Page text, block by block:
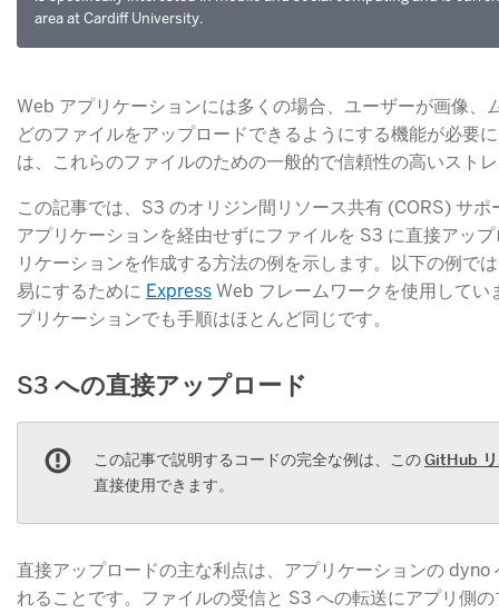
area at Cardiff University.
Web アプリケーションには多くの場合、ユーザーが画像、
どのファイルをアップロードできるようにする機能が必要
は、これらのファイルのための一般的で信頼性の高いスト
この記事では、S3 のオリジン間リソース共有 (CORS) サ
アプリケーションを経由せずにファイルを S3 に直接アッ
リケーションを作成する方法の例を示します。以下の例で
易にするために Express Web フレームワークを使用して
プリケーションでも手順はほとんど同じです。
S3 への直接アップロード
この記事で説明するコードの完全な例は、このGitHub
直接使用できます。
直接アップロードの主な利点は、アプリケーションの dyno
れることです。ファイルの受信と S3 への転送にアプリ側